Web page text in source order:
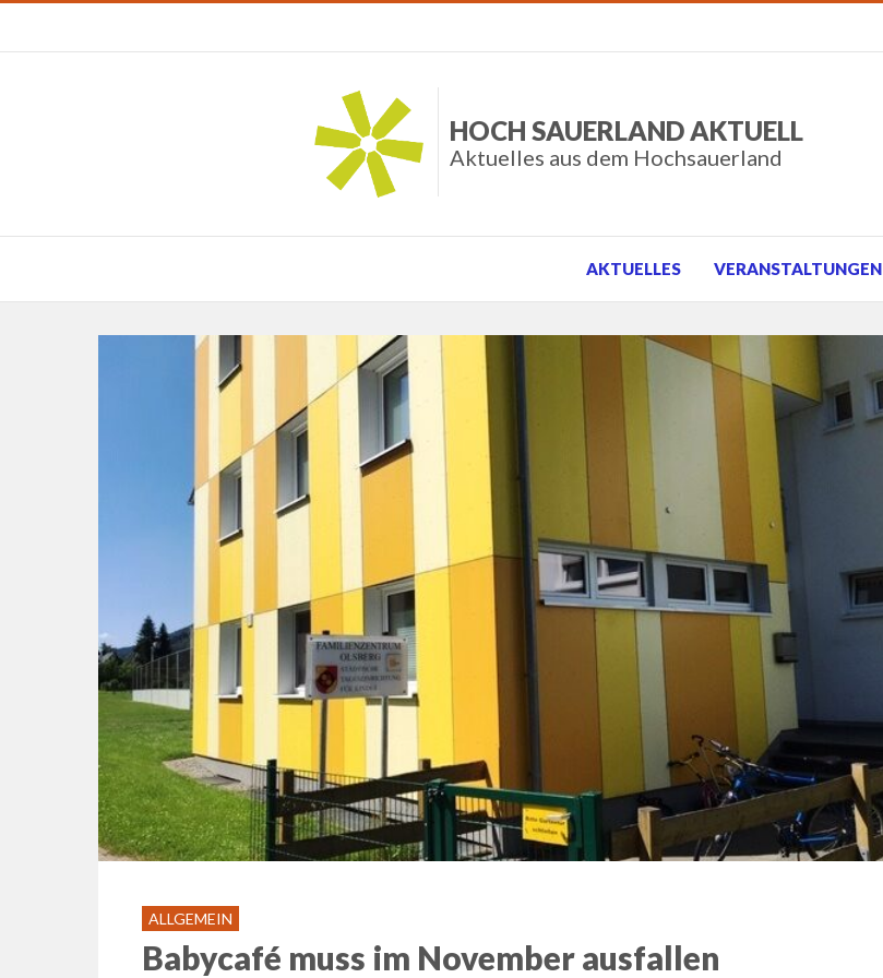
HOCH SAUERLAND AKTUELL
Aktuelles aus dem Hochsauerland
AKTUELLES VERANSTALTUNGEN
ALLGEMEIN
Babycafé muss im November ausfallen